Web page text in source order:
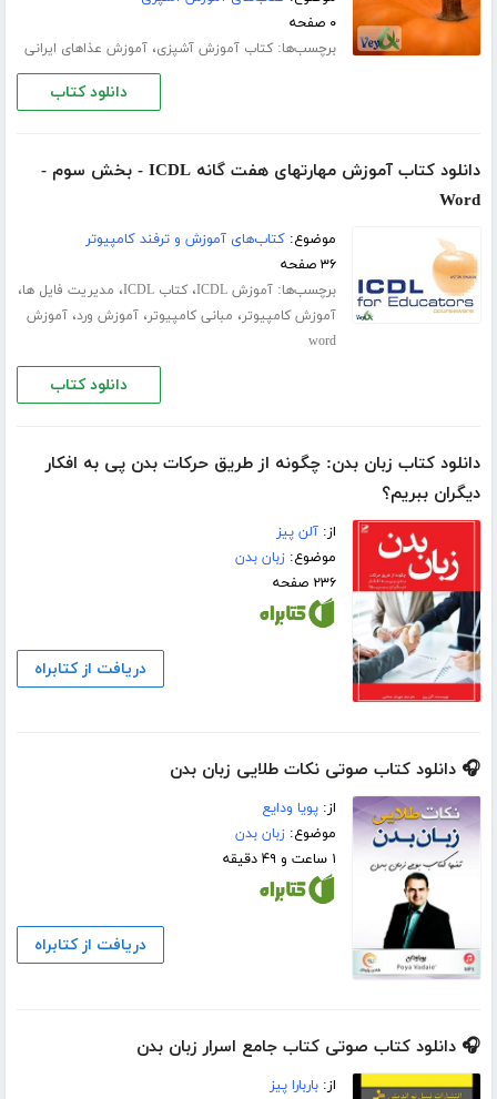
۰ صفحه
برچسب‌ها:کتاب آموزش آشپزی،آموزش عذاهای ایرانی
دانلود کتاب
دانلود کتاب آموزش مهارتهای هفت گانه ICDL - بخش سوم -
Word
موضوع:کتاب‌های آموزش و ترفند کامپیوتر
۳۶ صفحه
برچسب‌ها:آموزش ICDL ،کتاب ICDL ، مدیریت فایل ها،
آموزش کامپیوتر، مبانی کامپیوتر،آموزش ورد،آموزش
word
دانلود کتاب
دانلود کتاب زبان بدن: چگونه از طریق حرکات بدن پی به افکار
دیگران ببریم؟
از:آلن پیز
موضوع:زبان بدن
۲۳۶ صفحه
دریافت از کتابراه
🎧 دانلود کتاب صوتی نکات طلایی زبان بدن
از:پویا ودایع
موضوع:زبان بدن
۱ ساعت و ۴۹ دقیقه
دریافت از کتابراه
🎧 دانلود کتاب صوتی کتاب جامع اسرار زبان بدن
از:باربارا پیز